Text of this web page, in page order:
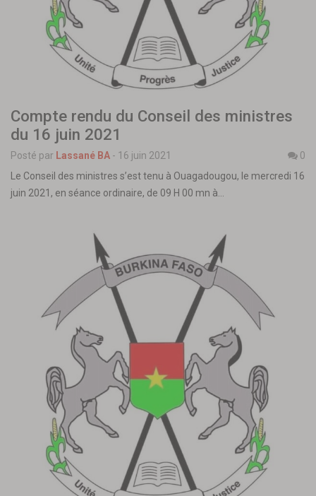
Compte rendu du Conseil des ministres
du 16 juin 2021
Posté par Lassané BA - 16 juin 2021
0
Le Conseil des ministres s’est tenu à Ouagadougou, le mercredi 16
juin 2021, en séance ordinaire, de 09 H 00 mn à…